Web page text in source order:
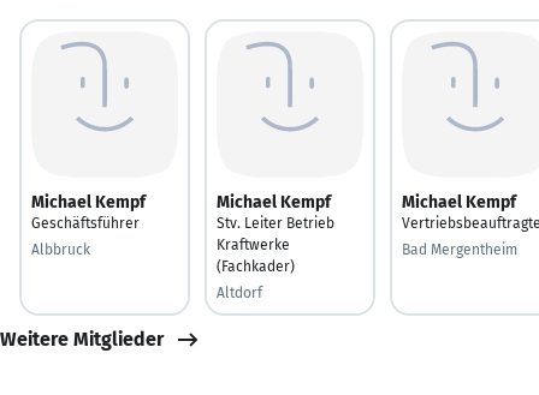
Michael Kempf
Geschäftsführer
Albbruck
Michael Kempf
Stv. Leiter Betrieb
Kraftwerke
(Fachkader)
Altdorf
Michael Kempf
Bad Mergentheim
Weitere Mitglieder